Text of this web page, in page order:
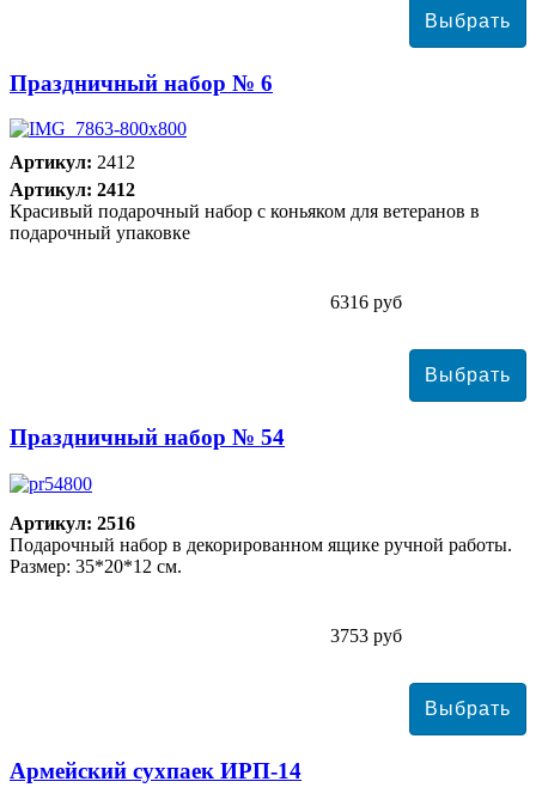
Праздничный набор № 6
Артикул: 2412
Артикул: 2412
Красивый подарочный набор с коньяком для ветеранов в
подарочный упаковке
6316 руб
Праздничный набор № 54
Артикул: 2516
Подарочный набор в декорированном ящике ручной работы.
Размер: 35*20*12 см.
3753 руб
Армейский сухпаек ИРП-14